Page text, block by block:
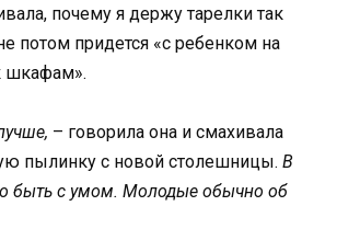
почему я держу тарелки так
потом придется «с ребенком на
шкафам».
– говорила она и смахивала
пылинку с новой столешницы. В
быть с умом. Молодые обычно об